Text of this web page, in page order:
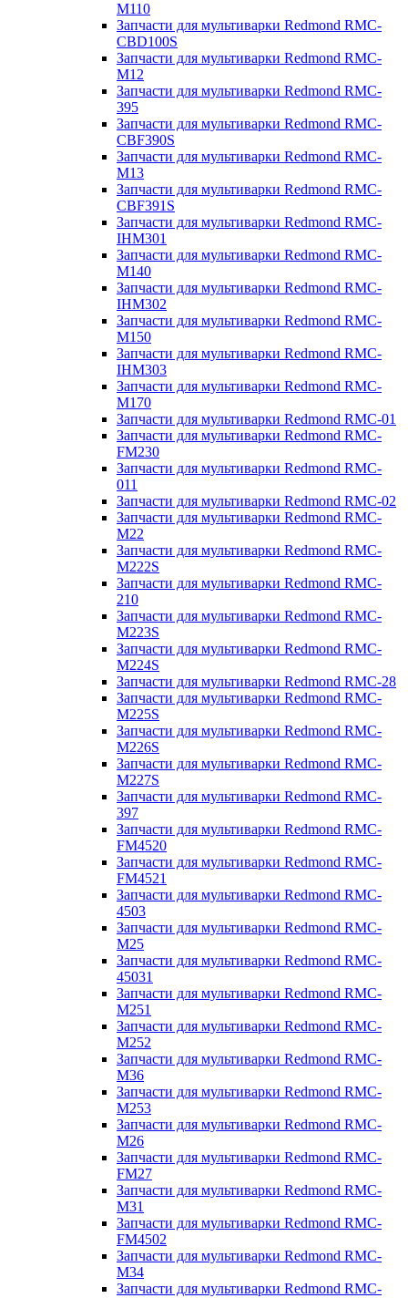
M110
Запчасти для мультиварки Redmond RMC-
CBD100S
Запчасти для мультиварки Redmond RMC-
M12
Запчасти для мультиварки Redmond RMC-
395
Запчасти для мультиварки Redmond RMC-
CBF390S
Запчасти для мультиварки Redmond RMC-
M13
Запчасти для мультиварки Redmond RMC-
CBF391S
Запчасти для мультиварки Redmond RMC-
IHM301
Запчасти для мультиварки Redmond RMC-
M140
Запчасти для мультиварки Redmond RMC-
IHM302
Запчасти для мультиварки Redmond RMC-
M150
Запчасти для мультиварки Redmond RMC-
IHM303
Запчасти для мультиварки Redmond RMC-
M170
Запчасти для мультиварки Redmond RMC-01
Запчасти для мультиварки Redmond RMC-
FM230
Запчасти для мультиварки Redmond RMC-
011
Запчасти для мультиварки Redmond RMC-02
Запчасти для мультиварки Redmond RMC-
M22
Запчасти для мультиварки Redmond RMC-
M222S
Запчасти для мультиварки Redmond RMC-
210
Запчасти для мультиварки Redmond RMC-
M223S
Запчасти для мультиварки Redmond RMC-
M224S
Запчасти для мультиварки Redmond RMC-28
Запчасти для мультиварки Redmond RMC-
M225S
Запчасти для мультиварки Redmond RMC-
M226S
Запчасти для мультиварки Redmond RMC-
M227S
Запчасти для мультиварки Redmond RMC-
397
Запчасти для мультиварки Redmond RMC-
FM4520
Запчасти для мультиварки Redmond RMC-
FM4521
Запчасти для мультиварки Redmond RMC-
4503
Запчасти для мультиварки Redmond RMC-
M25
Запчасти для мультиварки Redmond RMC-
45031
Запчасти для мультиварки Redmond RMC-
M251
Запчасти для мультиварки Redmond RMC-
M252
Запчасти для мультиварки Redmond RMC-
M36
Запчасти для мультиварки Redmond RMC-
M253
Запчасти для мультиварки Redmond RMC-
M26
Запчасти для мультиварки Redmond RMC-
FM27
Запчасти для мультиварки Redmond RMC-
M31
Запчасти для мультиварки Redmond RMC-
FM4502
Запчасти для мультиварки Redmond RMC-
M34
Запчасти для мультиварки Redmond RMC-